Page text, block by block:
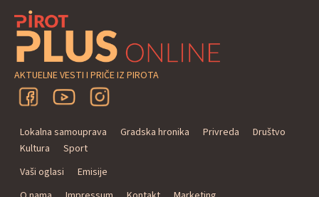
AKTUELNE VESTI I PRIČE IZ PIROTA
Lokalna samouprava Gradska hronika Privreda
Društvo
Kultura
Sport
Vaši oglasi
Emisije